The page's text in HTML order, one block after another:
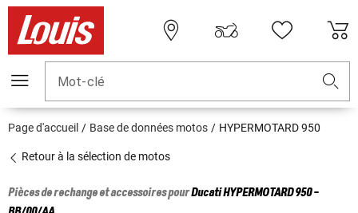
Mot-clé
Page d'accueil Base de données motos HYPERMOTARD 950
Retour à la sélection de motos
Pièces de rechange et accessoires pourDucatiHYPERMOTARD 950 -